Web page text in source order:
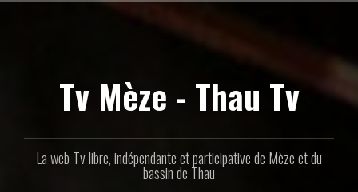
Tv Mèze - Thau Tv
La web Tv libre, indépendante et participative de Mèze et du
bassin de Thau